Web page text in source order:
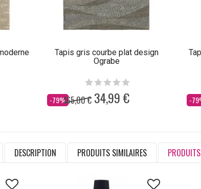
Tapis gris courbe plat design
Ograbe
-79%
Dès 165,00 € 34,99 € -
Dès
DESCRIPTION PRODUITS SIMILAIRES